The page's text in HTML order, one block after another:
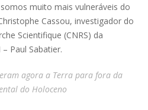
muito mais vulneráveis do
Cassou, investigador do
Scientifique (CNRS) da
Paul Sabatier.
agora a Terra para fora da
do Holoceno